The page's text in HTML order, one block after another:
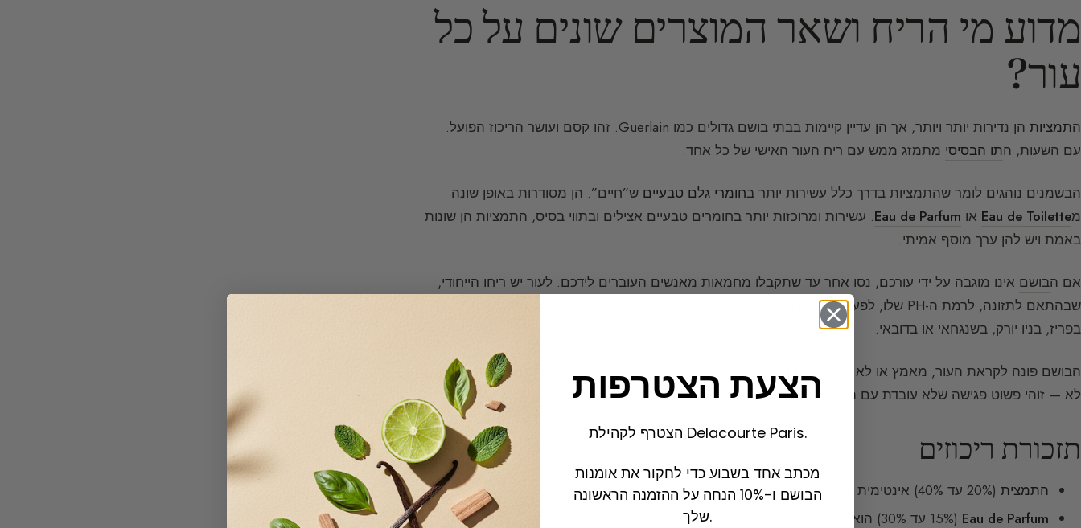
מדוע מי הריח ושאר המוצרים שונים על כל
עור?
התמציות
הן נדירות יותר ויותר, אך הן עדיין קיימות בבתי בושם גדולים כמו Guerlain. זהו קסם ועושר הריכוז הפועל.
עם השעות, התו הבסיסי מתמזג ממש עם ריח העור האישי של כל אחד.
הבשמנים נוהגים לומר שהתמציות בדרך כלל עשירות יותר בחומרי גלם טבעיים ש”חיים”. הן מסודרות באופן שונה
מEau de Toilette או Eau de Parfum. עשירות ומרוכזות יותר בחומרים טבעיים אצילים ובתווי בסיס, התמציות הן שונות
באמת ויש להן ערך מוסף אמיתי.
אם הבושם אינו מוגבה על ידי עורכם, נסו אחר עד שתקבלו מחמאות מאנשים העוברים לידכם. לעור יש ריחו הייחודי,
שבהתאם לתזונה, לרמת ה-PH שלו, לפעילותו ולתרופות — הוא ייחודי. יתר על כן, לא מריחים את בשמינו באופן זהה
בפריז, בניו יורק, בשנגחאי או בדובאי.
הבושם פונה לקראת העור, מאמץ או לא מאמץ את ריחו — זוהי האלכימיה שפועלת או לא (לא שהבושם “מתהפך”).
לא — זוהי פשוט פגישה שלא עובדת עם הבושם הזה.
תזכורת ריכוזים
התמצית (20% עד 40%) אינטימית ונרגשת רק על ידי הנושא אותה או אנשים קרובים.
Eau de Parfum (15% עד 30%) הוא פשרה טובה, שכן יש בו גם חוסן וגם שובל.
הצעת הצטרפות
הצטרף לקהילת Delacourte Paris.
מכתב אחד בשבוע כדי לחקור את אומנות
הבושם ו-10% הנחה על ההזמנה הראשונה
שלך.